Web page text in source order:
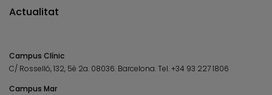
Actualitat
Campus Clínic
C/ Rosselló, 132, 5è 2a. 08036. Barcelona.Tel.+34 93 227 1806
Campus Mar